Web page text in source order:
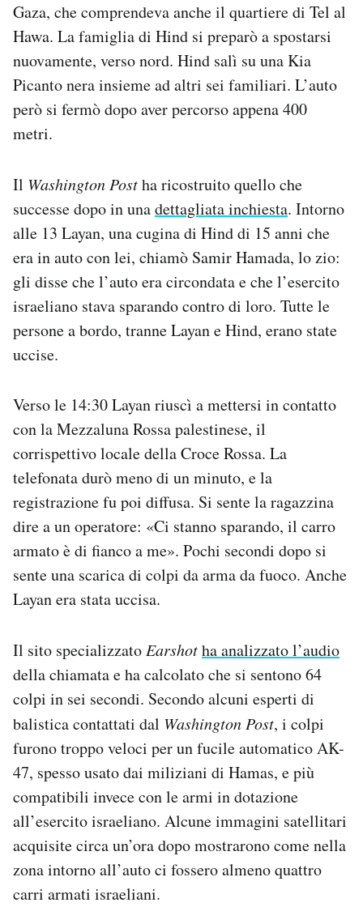
Gaza, che comprendeva anche il quartiere di Tel al
Hawa. La famiglia di Hind si preparò a spostarsi
nuovamente, verso nord. Hind salì su una Kia
Picanto nera insieme ad altri sei familiari. L’auto
però si fermò dopo aver percorso appena 400
metri.
Il Washington Postha ricostruito quello che
successe dopo in unadettagliata inchiesta. Intorno
alle 13 Layan, una cugina di Hind di 15 anni che
era in auto con lei, chiamò Samir Hamada, lo zio:
gli disse che l’auto era circondata e che l’esercito
israeliano stava sparando contro di loro. Tutte le
persone a bordo, tranne Layan e Hind, erano state
uccise.
Verso le 14:30 Layan riuscì a mettersi in contatto
con la Mezzaluna Rossa palestinese, il
corrispettivo locale della Croce Rossa. La
telefonata durò meno di un minuto, e la
registrazione fu poi diffusa. Si sente la ragazzina
dire a un operatore: «Ci stanno sparando, il carro
armato è di fianco a me». Pochi secondi dopo si
sente una scarica di colpi da arma da fuoco. Anche
Layan era stata uccisa.
Il sito specializzato Earshotha analizzato l’audio
della chiamata e ha calcolato che si sentono 64
colpi in sei secondi. Secondo alcuni esperti di
balistica contattati dal Washington Post, i colpi
furono troppo veloci per un fucile automatico AK-
47, spesso usato dai miliziani di Hamas, e più
compatibili invece con le armi in dotazione
all’esercito israeliano. Alcune immagini satellitari
acquisite circa un’ora dopo mostrarono come nella
zona intorno all’auto ci fossero almeno quattro
carri armati israeliani.